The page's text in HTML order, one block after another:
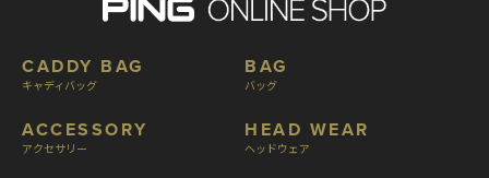
CADDY BAG
キャディバッグ
ACCESSORY
アクセサリー
BAG
バッグ
HEAD WEAR
ヘッドウェア